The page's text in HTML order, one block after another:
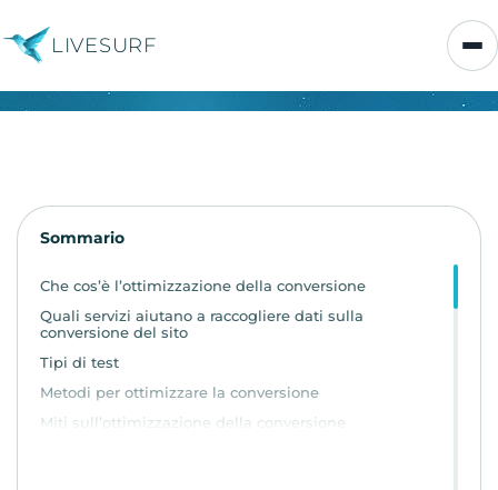
LIVESURF
Sommario
Che cos’è l’ottimizzazione della conversione
Quali servizi aiutano a raccogliere dati sulla
conversione del sito
Tipi di test
Metodi per ottimizzare la conversione
Miti sull’ottimizzazione della conversione